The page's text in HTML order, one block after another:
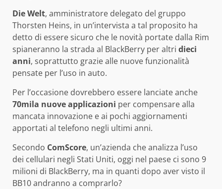
Die Welt, amministratore delegato del gruppo
Thorsten Heins, in un’intervista a tal proposito ha
detto di essere sicuro che le novità portate dalla Rim
spianeranno la strada al BlackBerry per altri dieci
anni, soprattutto grazie alle nuove funzionalità
pensate per l’uso in auto.
Per l’occasione dovrebbero essere lanciate anche
70mila nuove applicazioni per compensare alla
mancata innovazione e ai pochi aggiornamenti
apportati al telefono negli ultimi anni.
Secondo ComScore, un’azienda che analizza l’uso
dei cellulari negli Stati Uniti, oggi nel paese ci sono 9
milioni di BlackBerry, ma in quanti dopo aver visto il
BB10 andranno a comprarlo?